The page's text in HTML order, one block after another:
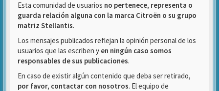
Esta comunidad de usuarios no pertenece, representa o
guarda relación alguna con la marca Citroën o su grupo
matriz Stellantis.
Los mensajes publicados reflejan la opinión personal de los
usuarios que las escriben y en ningún caso somos
responsables de sus publicaciones.
En caso de existir algún contenido que deba ser retirado,
por favor, contactar con nosotros. El equipo de